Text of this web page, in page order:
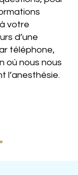
votre
d’une
téléphone,
où nous nous
l’anesthésie.